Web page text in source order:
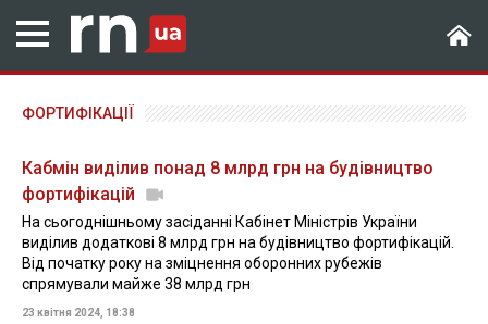
ФОРТИФІКАЦІЇ
Кабмін виділив понад 8 млрд грн на будівництво
фортифікацій
На сьогоднішньому засіданні Кабінет Міністрів України
виділив додаткові 8 млрд грн на будівництво фортифікацій.
Від початку року на зміцнення оборонних рубежів
спрямували майже 38 млрд грн
23 квітня 2024, 18:38